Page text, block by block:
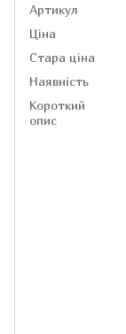
Артикул
Ціна
Стара ціна
Наявність
Короткий
опис